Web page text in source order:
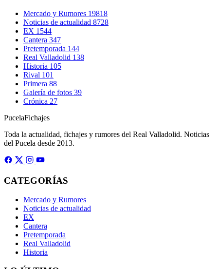
Mercado y Rumores 19818
Noticias de actualidad 8728
EX 1544
Cantera 347
Pretemporada 144
Real Valladolid 138
Historia 105
Rival 101
Primera 88
Galería de fotos 39
Crónica 27
PucelaFichajes
Toda la actualidad, fichajes y rumores del Real Valladolid. Noticias
del Pucela desde 2013.
CATEGORÍAS
Mercado y Rumores
Noticias de actualidad
EX
Cantera
Pretemporada
Real Valladolid
Historia